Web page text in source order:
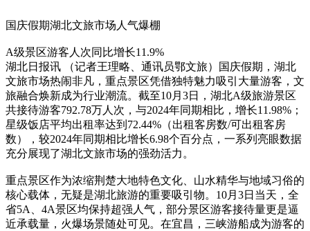
国庆假期湖北文旅市场人气爆棚
A级景区游客人次同比增长11.9%
湖北日报讯 （记者王理略、通讯员鄂文旅）国庆假期，湖北
文旅市场热闹非凡，重点景区凭借独特魅力吸引大量游客，文
旅融合焕新成为行业潮流。截至10月3日，湖北A级旅游景区
共接待游客792.78万人次，与2024年同期相比，增长11.98%；
星级饭店平均出租率达到72.44%（出租客房数/可出租客房
数），较2024年同期相比增长6.98个百分点，一系列亮眼数据
充分展现了湖北文旅市场的强劲活力。
重点景区作为浓缩荆楚大地特色文化、山水精华与地域习俗的
核心载体，无疑是湖北旅游的重要吸引物。10月3日当天，全
省5A、4A景区均保持超强人气，部分景区游客接待量更是逼
近承载量，火爆场景随处可见。在宜昌，三峡游船成为游客的